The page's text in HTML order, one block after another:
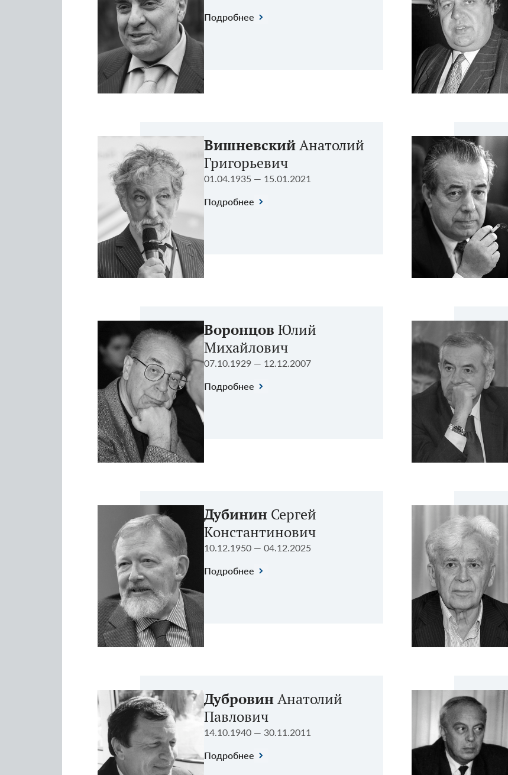
Подробнее
ВишневскийАнатолий
Григорьевич
01.04.1935 — 15.01.2021
Подробнее
Воронцов Юлий
Михайлович
07.10.1929 — 12.12.2007
Подробнее
Дубинин Сергей
Константинович
10.12.1950 — 04.12.2025
Подробнее
ДубровинАнатолий
Павлович
14.10.1940 — 30.11.2011
Подробнее